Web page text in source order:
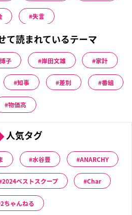
失言
て読まれているテーマ
子 岸田文雄 家計
知事 差別 番組
物価高
人気タグ
水谷豊 ANARCHY
2024ベストスクープ Char
2ちゃんねる